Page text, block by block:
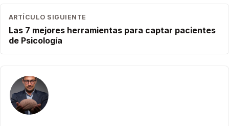
ARTÍCULO SIGUIENTE
Las 7 mejores herramientas para captar pacientes
de Psicología